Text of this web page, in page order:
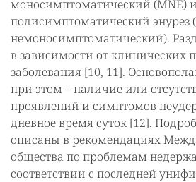
моносимптоматический (MNE) и
полисимптоматический энурез
немоносимптоматический).
в зависимости от клинических
заболевания [10, 11].
при этом – наличие или
проявлений и симптомов
дневное время суток [12].
описаны в рекомендациях
общества по проблемам
соответствии с последней